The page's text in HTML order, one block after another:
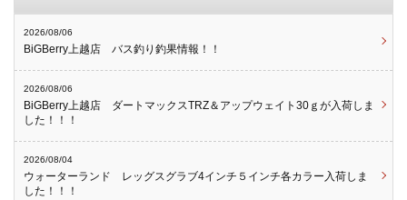
2026/08/06
BiGBerry上越店 バス釣り釣果情報！！
2026/08/06
BiGBerry上越店 ダートマックスTRZ＆アップウェイト30ｇが入荷しま
した！！！
2026/08/04
ウォーターランド レッグスグラブ4インチ５インチ各カラー入荷しま
した！！！